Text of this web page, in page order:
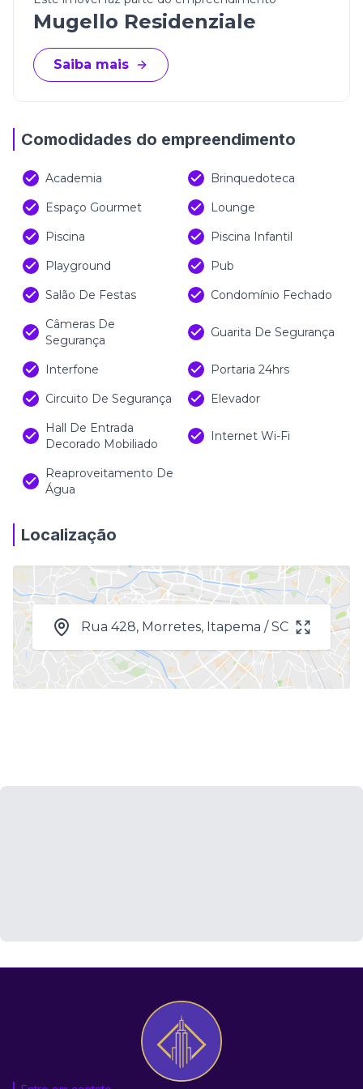
Mugello Residenziale
Saiba mais
Comodidades do empreendimento
Academia
Brinquedoteca
Espaço Gourmet
Lounge
Piscina
Piscina Infantil
Playground
Pub
Salão De Festas
Condomínio Fechado
Câmeras De
Segurança
Guarita De Segurança
Interfone
Portaria 24hrs
Circuito De Segurança
Elevador
Hall De Entrada
Decorado Mobiliado
Internet Wi-Fi
Reaproveitamento De
Água
Localização
Rua 428, Morretes, Itapema / SC